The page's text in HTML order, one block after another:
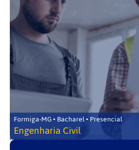
Formiga-MG • Bacharel • Presencial
Engenharia Civil